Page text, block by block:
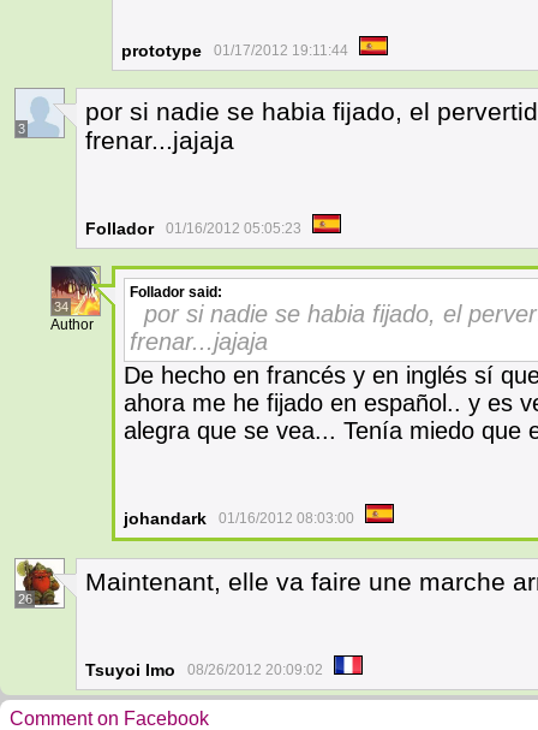
prototype 01/17/2012 19:11:44
3
por si nadie se habia fijado, el
frenar...jajaja
Follador 01/16/2012 05:05:23
34
Author
Follador said:
por si nadie se habia fijado, el
frenar...jajaja
De hecho en francés y en inglés sí
ahora me he fijado en español.. y es
alegra que se vea... Tenía miedo que
johandark 01/16/2012 08:03:00
26
Maintenant, elle va faire une marche
Tsuyoi Imo 08/26/2012 20:09:02
Comment on Facebook